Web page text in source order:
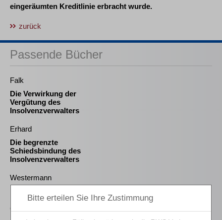
eingeräumten Kreditlinie erbracht wurde.
zurück
Passende Bücher
Falk
Die Verwirkung der
Vergütung des
Insolvenzverwalters
Erhard
Die begrenzte
Schiedsbindung des
Insolvenzverwalters
Westermann
Bestellung des
(vorläufigen)